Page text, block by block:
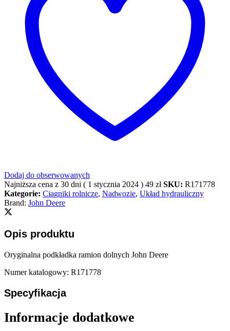
Dodaj do obserwowanych
Najniższa cena z 30 dni ( 1 stycznia 2024 ) 49 zł SKU: R171778
Kategorie: Ciągniki rolnicze, Nadwozie, Układ hydrauliczny
Brand: John Deere
Opis produktu
Oryginalna podkładka ramion dolnych John Deere
Numer katalogowy: R171778
Specyfikacja
Informacje dodatkowe